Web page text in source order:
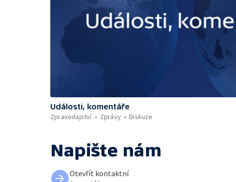
Události, komentáře
Zpravodajství
Zprávy Diskuze
Napište nám
Otevřít kontaktní